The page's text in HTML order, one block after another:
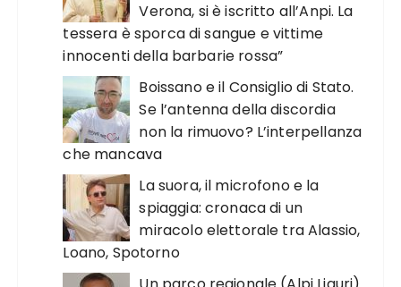
Verona, si è iscritto all’Anpi. La
tessera è sporca di sangue e vittime
innocenti della barbarie rossa”
Boissano e il Consiglio di Stato.
Se l’antenna della discordia
non la rimuovo? L’interpellanza
che mancava
La suora, il microfono e la
spiaggia: cronaca di un
miracolo elettorale tra Alassio,
Loano, Spotorno